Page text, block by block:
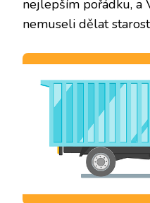
nejlepším pořádku, a
nemuseli dělat